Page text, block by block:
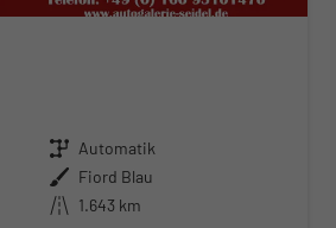
Getriebe Automatik
Außenfarbe Fiord Blau
Kilometerstand 1.643 km